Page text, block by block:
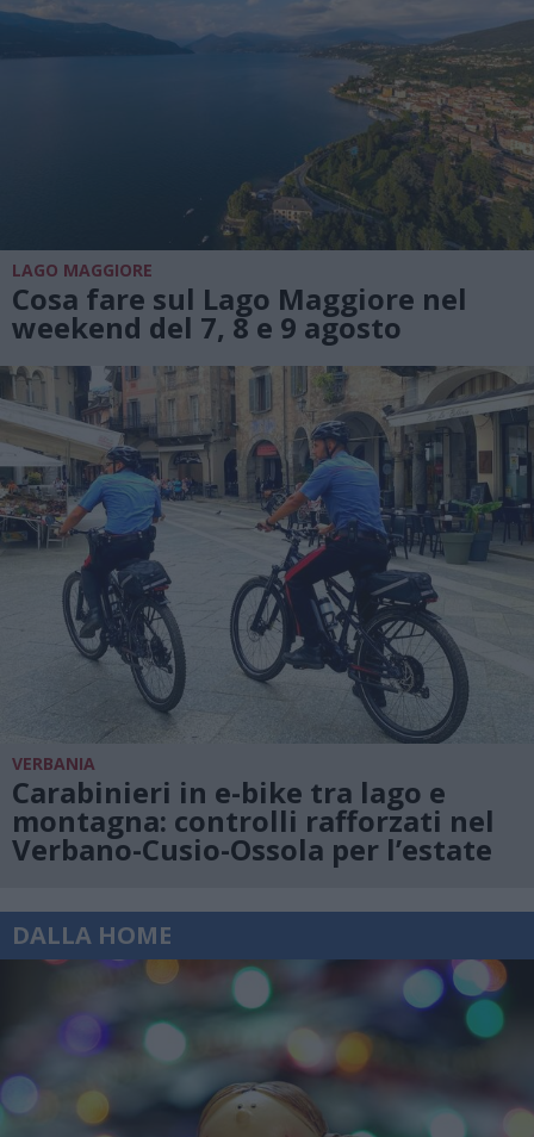
LAGO MAGGIORE
Cosa fare sul Lago Maggiore nel
weekend del 7, 8 e 9 agosto
VERBANIA
Carabinieri in e-bike tra lago e
montagna: controlli rafforzati nel
Verbano-Cusio-Ossola per l’estate
DALLA HOME